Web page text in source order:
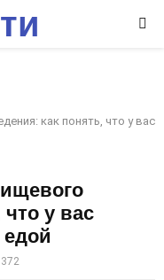
как понять, что у вас
у вас
372